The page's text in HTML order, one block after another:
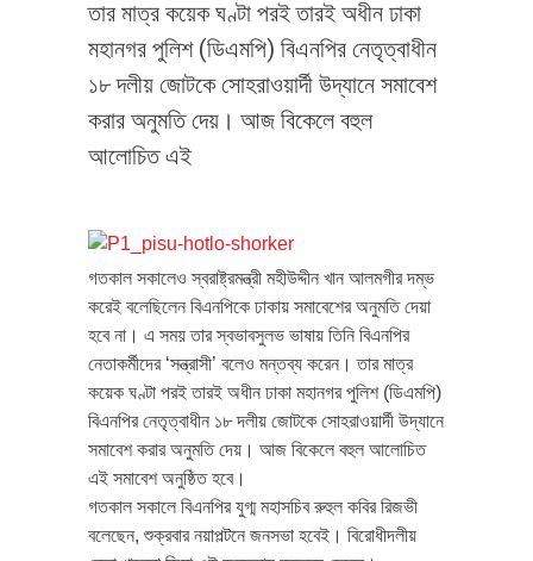
তার মাত্র কয়েক ঘণ্টা পরই তারই অধীন ঢাকা
মহানগর পুলিশ (ডিএমপি) বিএনপির নেতৃত্বাধীন
১৮ দলীয় জোটকে সোহরাওয়ার্দী উদ্যানে সমাবেশ
করার অনুমতি দেয়। আজ বিকেলে বহুল
আলোচিত এই
গতকাল সকালেও স্বরাষ্ট্রমন্ত্রী মহীউদ্দীন খান আলমগীর দম্ভ
করেই বলেছিলেন বিএনপিকে ঢাকায় সমাবেশের অনুমতি দেয়া
হবে না। এ সময় তার স্বভাবসুলভ ভাষায় তিনি বিএনপির
নেতাকর্মীদের ‘সন্ত্রাসী’ বলেও মন্তব্য করেন। তার মাত্র
কয়েক ঘণ্টা পরই তারই অধীন ঢাকা মহানগর পুলিশ (ডিএমপি)
বিএনপির নেতৃত্বাধীন ১৮ দলীয় জোটকে সোহরাওয়ার্দী উদ্যানে
সমাবেশ করার অনুমতি দেয়। আজ বিকেলে বহুল আলোচিত
এই সমাবেশ অনুষ্ঠিত হবে।
গতকাল সকালে বিএনপির যুগ্ম মহাসচিব রুহুল কবির রিজভী
বলেছেন, শুক্রবার নয়াপল্টনে জনসভা হবেই। বিরোধীদলীয়